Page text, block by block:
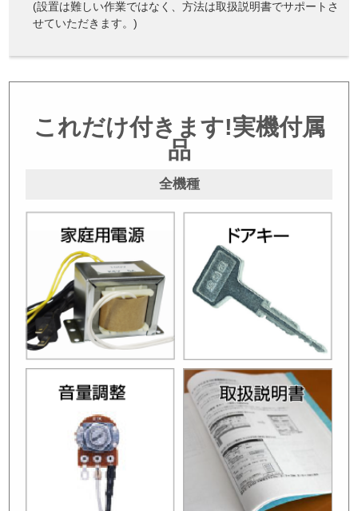
(設置は難しい作業ではなく、方法は取扱説明書でサポートさ
せていただきます。)
これだけ付きます!実機付属
品
全機種